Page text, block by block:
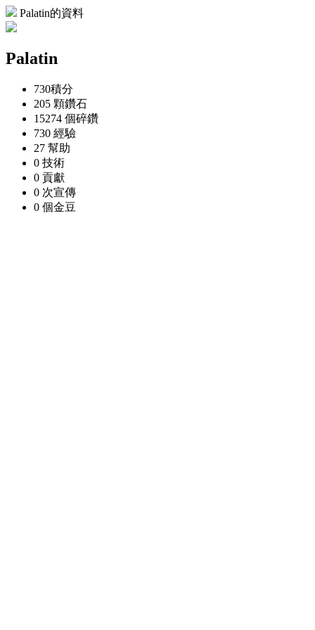
Palatin的資料
Palatin
730積分
205 顆鑽石
15274 個碎鑽
730 經驗
27 幫助
0 技術
0 貢獻
0 次宣傳
0 個金豆